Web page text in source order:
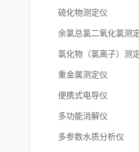
硫化物测定仪
余氯总氯二氧化氯测
氯化物（氯离子）测
重金属测定仪
便携式电导仪
多功能消解仪
多参数水质分析仪